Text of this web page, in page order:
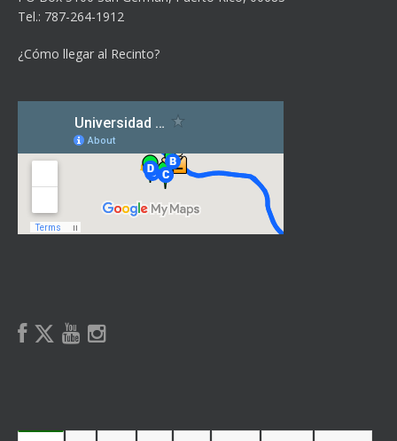
Tel.: 787-264-1912
¿Cómo llegar al Recinto?